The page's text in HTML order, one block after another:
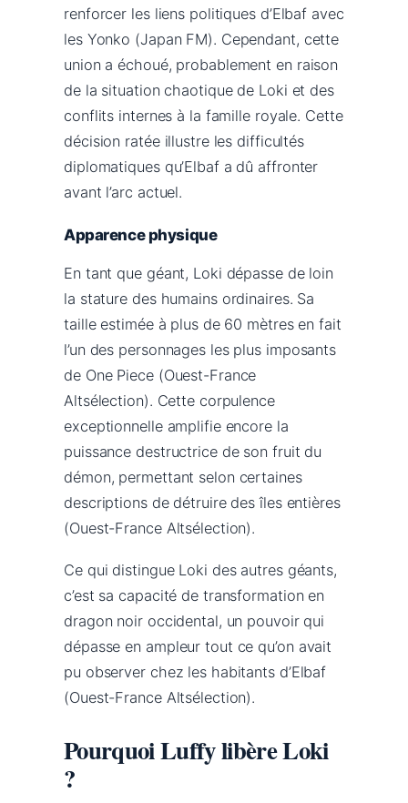
renforcer les liens politiques d’Elbaf avec
les Yonko (Japan FM). Cependant, cette
union a échoué, probablement en raison
de la situation chaotique de Loki et des
conflits internes à la famille royale. Cette
décision ratée illustre les difficultés
diplomatiques qu’Elbaf a dû affronter
avant l’arc actuel.
Apparence physique
En tant que géant, Loki dépasse de loin
la stature des humains ordinaires. Sa
taille estimée à plus de 60 mètres en fait
l’un des personnages les plus imposants
de One Piece (Ouest-France
Altsélection). Cette corpulence
exceptionnelle amplifie encore la
puissance destructrice de son fruit du
démon, permettant selon certaines
descriptions de détruire des îles entières
(Ouest-France Altsélection).
Ce qui distingue Loki des autres géants,
c’est sa capacité de transformation en
dragon noir occidental, un pouvoir qui
dépasse en ampleur tout ce qu’on avait
pu observer chez les habitants d’Elbaf
(Ouest-France Altsélection).
Pourquoi Luffy libère Loki
?